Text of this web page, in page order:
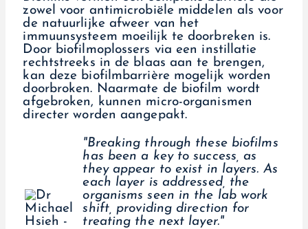
zowel voor antimicrobiële middelen als voor
de natuurlijke afweer van het
immuunsysteem moeilijk te doorbreken is.
Door biofilmoplossers via een instillatie
rechtstreeks in de blaas aan te brengen,
kan deze biofilmbarrière mogelijk worden
doorbroken. Naarmate de biofilm wordt
afgebroken, kunnen micro-organismen
directer worden aangepakt.
"Breaking through these biofilms
has been a key to success, as
they appear to exist in layers. As
each layer is addressed, the
organisms seen in the lab work
shift, providing direction for
treating the next layer."